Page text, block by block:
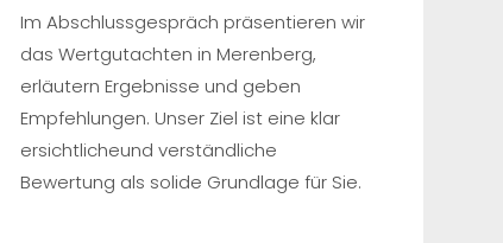
Im Abschlussgespräch präsentieren wir
das Wertgutachten in Merenberg,
erläutern Ergebnisse und geben
Empfehlungen. Unser Ziel ist eine klar
ersichtlicheund verständliche
Bewertung als solide Grundlage für Sie.